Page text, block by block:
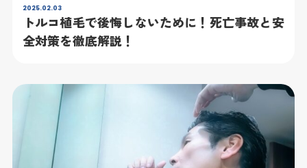
2025.02.03
トルコ植毛で後悔しないために！死亡事故と安
全対策を徹底解説！